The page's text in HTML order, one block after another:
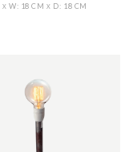
X W: 18 CMX D: 18 CM